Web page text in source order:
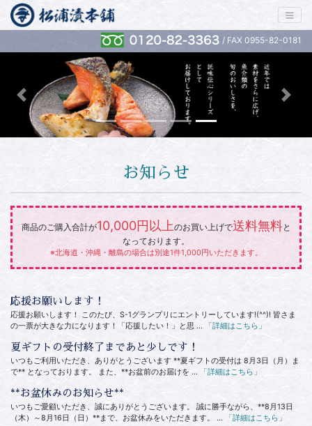
/ FAX 0955-82-0181
Previous Next
お知らせ
商品のご購入合計が10,000円以上のお買い上げで送料無料と
なっております。
※北海道・沖縄・離島の場合は別途1件1,000円いただきます。
応援お願いします！
応援お願いします！ このたび、S-1グランプリにエントリーしています!(^^)! 皆さま
の一票が大きな力になります！「応援したい！」と思 ...
「詳細はこちら」
夏ギフトの受付終了まであと少しです！
いつもご利用いただき、ありがとうございます **夏ギフトの受付は 8月3日（月）ま
で** となっております。 また、**お盆前のお届けを ...
「詳細はこちら」
**お盆休みのお知らせ**
いつもご愛顧いただき、誠にありがとうございます。 誠に勝手ながら、**8月13日
（木）～8月16日（日）**まで、お盆休みをいただきます。 ...
「詳細はこちら」